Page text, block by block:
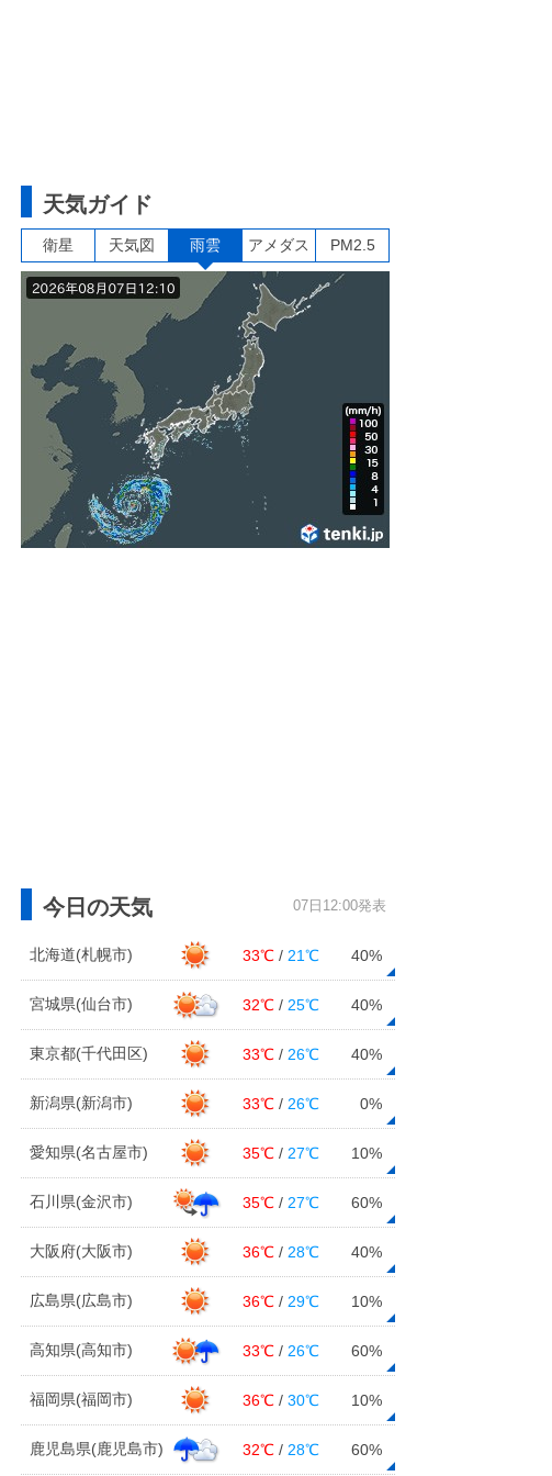
天気ガイド
衛星 天気図 雨雲 アメダス PM2.5
今日の天気 07日12:00発表
北海道(札幌市) 33℃ / 21℃ 40%
宮城県(仙台市) 32℃ / 25℃ 40%
東京都(千代田区) 33℃ / 26℃ 40%
新潟県(新潟市) 33℃ / 26℃ 0%
愛知県(名古屋市) 35℃ / 27℃ 10%
石川県(金沢市) 35℃ / 27℃ 60%
大阪府(大阪市) 36℃ / 28℃ 40%
広島県(広島市) 36℃ / 29℃ 10%
高知県(高知市) 33℃ / 26℃ 60%
福岡県(福岡市) 36℃ /30℃ 10%
鹿児島県(鹿児島市) 32℃ / 28℃ 60%